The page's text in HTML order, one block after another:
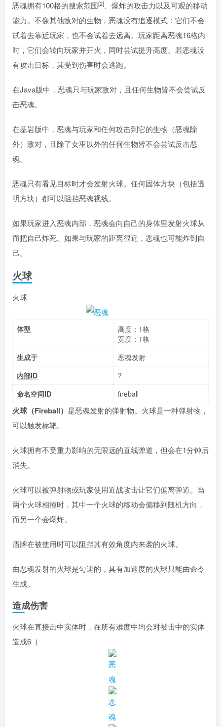
恶魂拥有100格的搜索范围[2]、爆炸的攻击力以及可观的移动
能力。不像其他敌对的生物，恶魂没有追逐模式：它们不会
试着去靠近玩家，也不会试着去远离。玩家距离恶魂16格内
时，它们会转向玩家并开火，同时尝试提升高度。若恶魂没
有攻击目标，其受到伤害时会逃跑。
在Java版中，恶魂只与玩家敌对，且任何生物皆不会尝试反
击恶魂。
在基岩版中，恶魂与玩家和任何攻击到它的生物（恶魂除
外）敌对，且除了女巫以外的任何生物皆不会尝试反击恶
魂。
恶魂只有看见目标时才会发射火球。任何固体方块（包括透
明方块）都可以阻挡恶魂视线。
如果玩家进入恶魂内部，恶魂会向自己的身体里发射火球从
而把自己炸死。如果与玩家的距离很近，恶魂也可能炸到自
己。
火球
火球
体型
高度：1格
宽度：1格
生成于
恶魂发射
内部ID
?
命名空间ID
fireball
火球（Fireball） 是恶魂发射的弹射物。火球是一种弹射物，
可以触发标靶。
火球拥有不受重力影响的无限远的直线弹道，但会在1分钟后
消失。
火球可以被弹射物或玩家使用近战攻击让它们偏离弹道。当
两个火球相撞时，其中一个火球的移动会偏移到随机方向，
而另一个会爆炸。
盾牌在被使用时可以阻挡其有效角度内来袭的火球。
由恶魂发射的火球是匀速的，具有加速度的火球只能由命令
生成。
造成伤害
火球在直接击中实体时，在所有难度中均会对被击中的实体
造成6（